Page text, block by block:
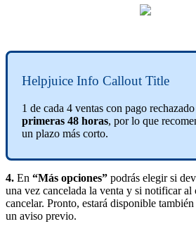
Helpjuice Info Callout Title
1 de cada 4 ventas con pago
primeras 48 horas, por lo que
un plazo más corto.
4. En “Más opciones” podrás elegir si
una vez cancelada la venta y si notificar
cancelar. Pronto, estará disponible
un aviso previo.